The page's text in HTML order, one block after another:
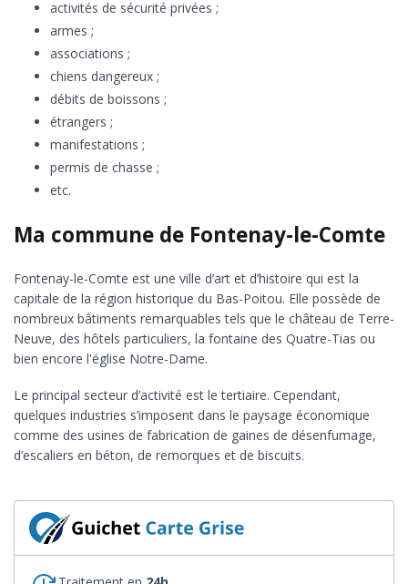
activités de sécurité privées ;
armes ;
associations ;
chiens dangereux ;
débits de boissons ;
étrangers ;
manifestations ;
permis de chasse ;
etc.
Ma commune de Fontenay-le-Comte
Fontenay-le-Comte est une ville d’art et d’histoire qui est la
capitale de la région historique du Bas-Poitou. Elle possède de
nombreux bâtiments remarquables tels que le château de Terre-
Neuve, des hôtels particuliers, la fontaine des Quatre-Tias ou
bien encore l'église Notre-Dame.
Le principal secteur d’activité est le tertiaire. Cependant,
quelques industries s’imposent dans le paysage économique
comme des usines de fabrication de gaines de désenfumage,
d’escaliers en béton, de remorques et de biscuits.